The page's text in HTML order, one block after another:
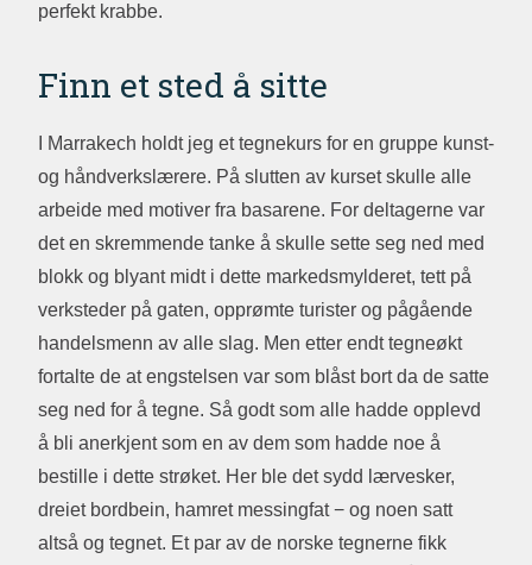
perfekt krabbe.
Finn et sted å sitte
I Marrakech holdt jeg et tegnekurs for en gruppe kunst-
og håndverkslærere. På slutten av kurset skulle alle
arbeide med motiver fra basarene. For deltagerne var
det en skremmende tanke å skulle sette seg ned med
blokk og blyant midt i dette markedsmylderet, tett på
verksteder på gaten, opprømte turister og pågående
handelsmenn av alle slag. Men etter endt tegneøkt
fortalte de at engstelsen var som blåst bort da de satte
seg ned for å tegne. Så godt som alle hadde opplevd
å bli anerkjent som en av dem som hadde noe å
bestille i dette strøket. Her ble det sydd lærvesker,
dreiet bordbein, hamret messingfat − og noen satt
altså og tegnet. Et par av de norske tegnerne fikk